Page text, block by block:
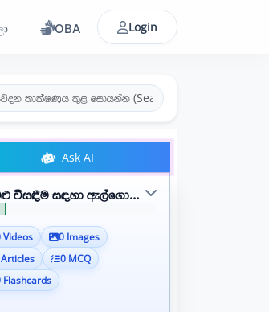
OBA Login
ක්‍රමවේද ගවේශණය කරයි
Ask AI
විසඳීම සඳහා ඇල්ගොරිතමික ප්‍රවේශය යොදා ගනී
Videos
0 Images
0 MCQ
Flashcards